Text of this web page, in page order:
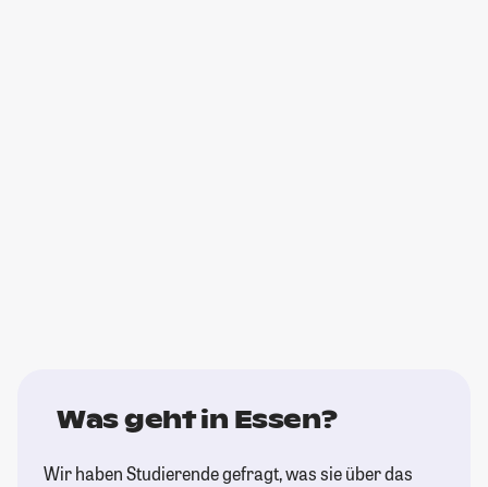
Was geht in Essen?
Wir haben Studierende gefragt, was sie über das